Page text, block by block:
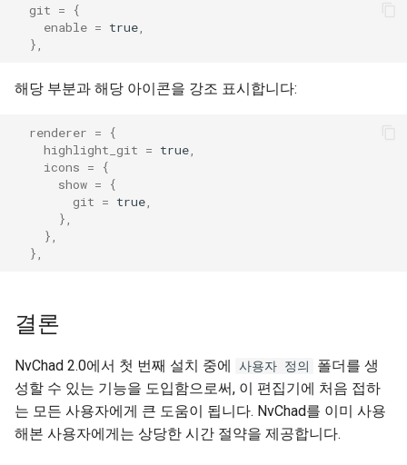
git =
{
enable = true
},
해당 부분과 해당 아이콘을 강조 표시합니다:
renderer =
{
highlight_git = true
icons =
{
show =
{
git = true
},
},
},
결론
NvChad 2.0에서 첫 번째 설치 중에 사용자 정의
폴더를 생
성할 수 있는 기능을 도입함으로써, 이 편집기에 처음 접하
는 모든 사용자에게 큰 도움이 됩니다. NvChad를 이미 사용
해본 사용자에게는 상당한 시간 절약을 제공합니다.